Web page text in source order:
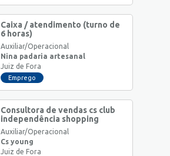
Caixa / atendimento (turno de
6 horas)
Auxiliar/Operacional
Nina padaria artesanal
Juiz de Fora
Emprego
Consultora de vendas cs club
independência shopping
Auxiliar/Operacional
Cs young
Juiz de Fora